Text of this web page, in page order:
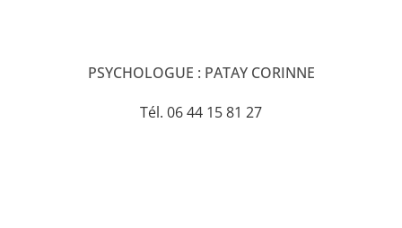
PSYCHOLOGUE : PATAY CORINNE
Tél. 06 44 15 81 27